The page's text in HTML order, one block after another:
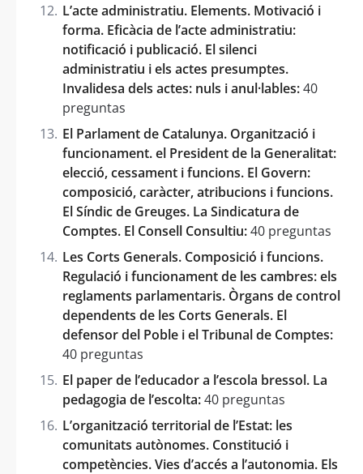
L’acte administratiu. Elements. Motivació i
forma. Eficàcia de l’acte administratiu:
notificació i publicació. El silenci
administratiu i els actes presumptes.
Invalidesa dels actes: nuls i anul·lables:40
preguntas
El Parlament de Catalunya. Organització i
funcionament. el President de la Generalitat:
elecció, cessament i funcions. El Govern:
composició, caràcter, atribucions i funcions.
El Síndic de Greuges. La Sindicatura de
Comptes. El Consell Consultiu:40 preguntas
Les Corts Generals. Composició i funcions.
Regulació i funcionament de les cambres: els
reglaments parlamentaris. Òrgans de control
dependents de les Corts Generals. El
defensor del Poble i el Tribunal de Comptes:
40 preguntas
El paper de l’educador a l’escola bressol. La
pedagogia de l’escolta:40 preguntas
L’organització territorial de l’Estat: les
comunitats autònomes. Constitució i
competències. Vies d’accés a l’autonomia. Els